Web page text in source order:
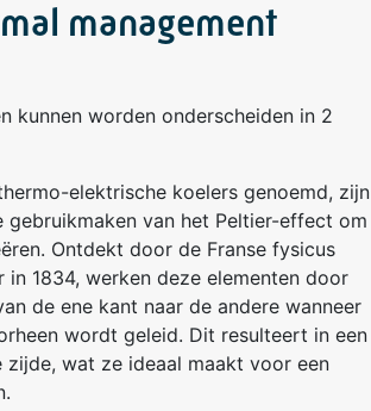
management
kunnen worden onderscheiden in 2
elektrische koelers genoemd, zijn
van het Peltier-effect om
Ontdekt door de Franse fysicus
in 1834, werken deze elementen door
de ene kant naar de andere wanneer
wordt geleid. Dit resulteert in een
zijde, wat ze ideaal maakt voor een